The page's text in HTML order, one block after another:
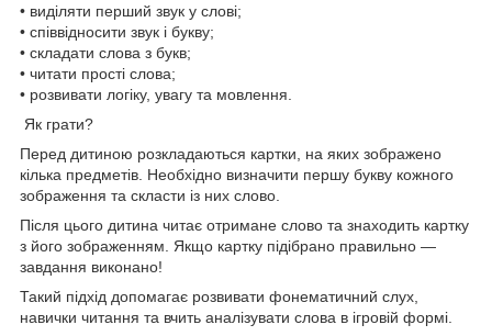
• виділяти перший звук у слові;
• співвідносити звук і букву;
• складати слова з букв;
• читати прості слова;
• розвивати логіку, увагу та мовлення.
Як грати?
Перед дитиною розкладаються картки, на яких зображено
кілька предметів. Необхідно визначити першу букву кожного
зображення та скласти із них слово.
Після цього дитина читає отримане слово та знаходить картку
з його зображенням. Якщо картку підібрано правильно —
завдання виконано!
Такий підхід допомагає розвивати фонематичний слух,
навички читання та вчить аналізувати слова в ігровій формі.